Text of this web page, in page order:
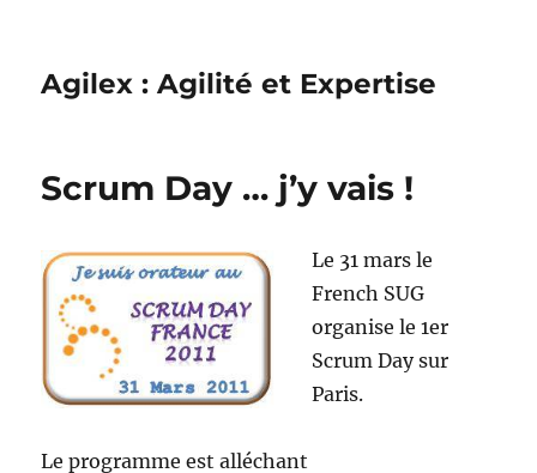
Agilex : Agilité et Expertise
Scrum Day … j’y vais !
Le 31 mars le
French SUG
organise le 1er
Scrum Day sur
Paris.
Le programme est alléchant